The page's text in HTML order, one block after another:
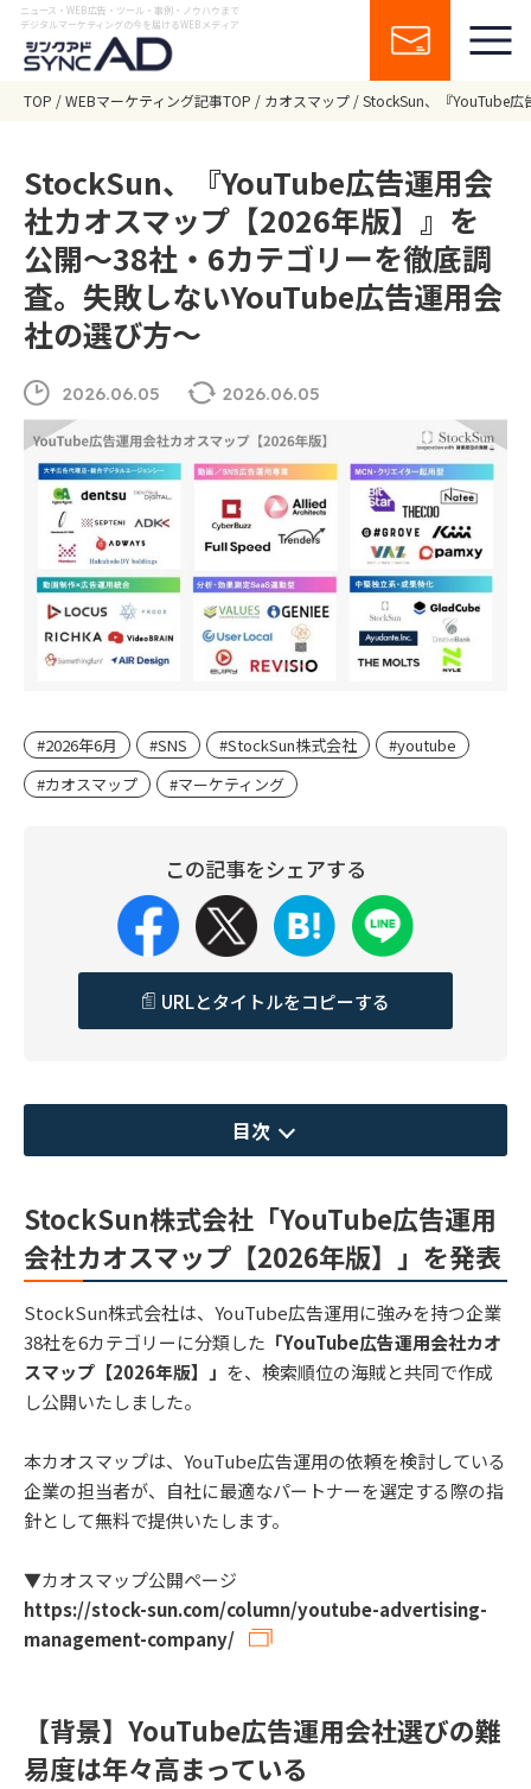
ニュース・WEB広告・ツール・事例・ノウハウまで
デジタルマーケティングの今を届けるWEBメディア
TOP WEBマーケティング記事TOP カオスマップ StockSun、『YouTube
StockSun、『YouTube広告運用会
社カオスマップ【2026年版】』を
公開〜38社・6カテゴリーを徹底調
査。失敗しないYouTube広告運用会
社の選び方〜
2026.06.05 2026.06.05
#2026年6月 #SNS #StockSun株式会社
#youtube
#カオスマップ
#マーケティング
この記事をシェアする
URLとタイトルをコピーする
目次
StockSun株式会社「YouTube広告運用
会社カオスマップ【2026年版】」を発表
StockSun株式会社は、YouTube広告運用に強みを持つ企業
38社を6カテゴリーに分類した 「YouTube広告運用会社カオ
スマップ【2026年版】」 を、検索順位の海賊と共同で作成
し公開いたしました。
本カオスマップは、YouTube広告運用の依頼を検討している
企業の担当者が、自社に最適なパートナーを選定する際の指
針として無料で提供いたします。
▼カオスマップ公開ページ
https://stock-sun.com/column/youtube-advertising-
management-company/
【背景】YouTube広告運用会社選びの難
易度は年々高まっている